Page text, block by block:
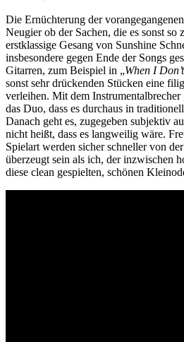
Die Ernüchterung der
Neugier ob der Sachen, die es sonst so
erstklassige Gesang von Sunshine
insbesondere gegen Ende der Songs
Gitarren, zum Beispiel in „When I
sonst sehr drückenden Stücken eine
verleihen. Mit dem Instrumentalbrecher
das Duo, dass es durchaus in
Danach geht es, zugegeben subjektiv
nicht heißt, dass es langweilig wäre.
Spielart werden sicher schneller von
überzeugt sein als ich, der inzwischen
diese clean gespielten, schönen